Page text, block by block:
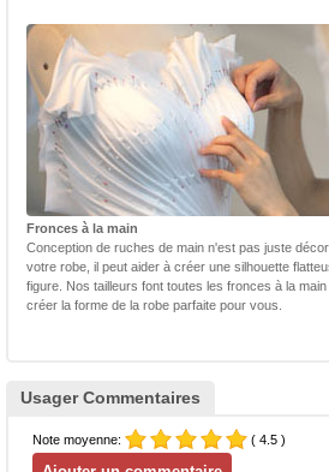
Fronces à la main
Conception de ruches de main n'est pas juste
votre robe, il peut aider à créer une silhouette
figure. Nos tailleurs font toutes les fronces à la
créer la forme de la robe parfaite pour vous.
Usager Commentaires
Note moyenne: ( 4.5 )